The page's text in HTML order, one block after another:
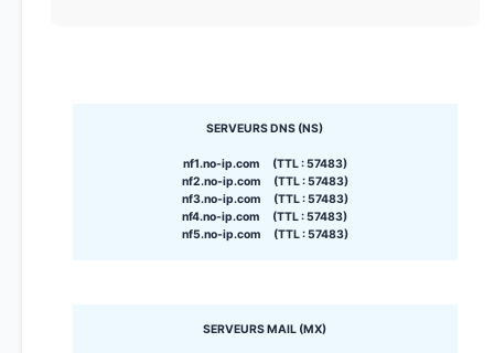
SERVEURS DNS (NS)
nf1.no-ip.com (TTL : 57483)
nf2.no-ip.com (TTL : 57483)
nf3.no-ip.com (TTL : 57483)
nf4.no-ip.com (TTL : 57483)
nf5.no-ip.com (TTL : 57483)
SERVEURS MAIL (MX)